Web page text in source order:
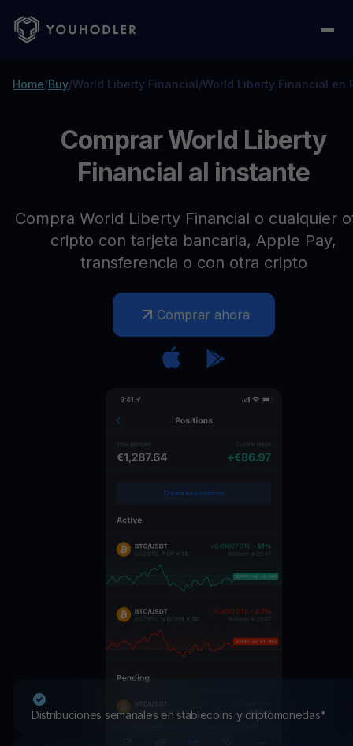
Home/Buy/World Liberty Financial/World Liberty Financial en
Comprar World Liberty
Financial al instante
Compra World Liberty Financial o cualquier
cripto con tarjeta bancaria, Apple Pay,
transferencia o con otra cripto
Comprar ahora
Distribuciones semanales en stablecoins y criptomonedas*